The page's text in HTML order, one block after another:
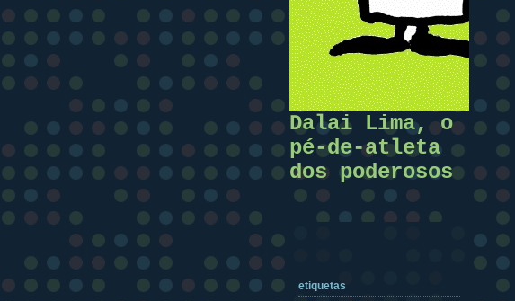
Dalai Lima, o
pé-de-atleta
dos poderosos
etiquetas